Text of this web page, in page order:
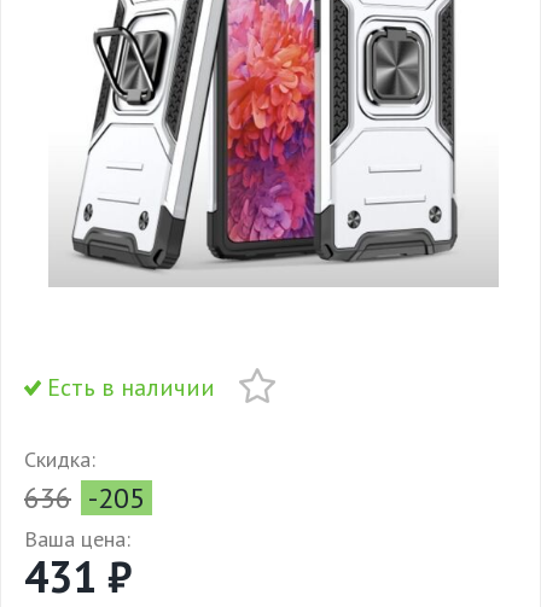
Есть в наличии
Скидка:
636 -205
Ваша цена:
431 ₽